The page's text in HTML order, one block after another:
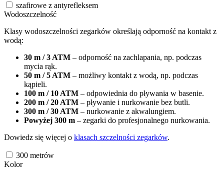
szafirowe z antyrefleksem
Wodoszczelność
Klasy wodoszczelności zegarków określają odporność na kontakt z
wodą:
30 m / 3 ATM – odporność na zachlapania, np. podczas
mycia rąk.
50 m / 5 ATM – możliwy kontakt z wodą, np. podczas
kąpieli.
100 m / 10 ATM – odpowiednia do pływania w basenie.
200 m / 20 ATM – pływanie i nurkowanie bez butli.
300 m / 30 ATM – nurkowanie z akwalungiem.
Powyżej 300 m – zegarki do profesjonalnego nurkowania.
Dowiedz się więcej o klasach szczelności zegarków.
300 metrów
Kolor